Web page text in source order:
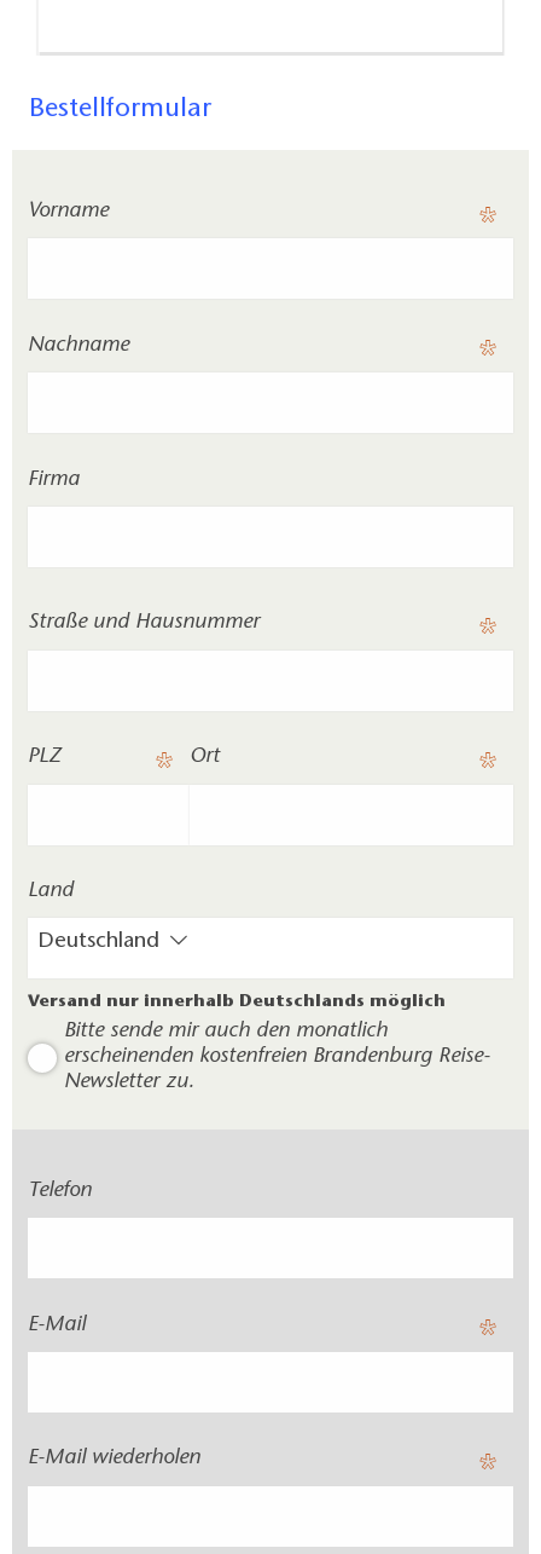
Bestellformular
Vorname
Nachname
Firma
Straße und Hausnummer
PLZ Ort
Land
Deutschland
Versand nur innerhalb Deutschlands möglich
Bitte sende mir auch den monatlich
erscheinenden kostenfreien Brandenburg Reise-
Newsletter zu.
Telefon
E-Mail
E-Mail wiederholen